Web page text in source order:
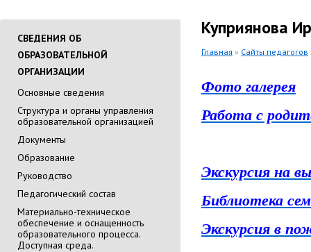
СВЕДЕНИЯ ОБ
ОБРАЗОВАТЕЛЬНОЙ
ОРГАНИЗАЦИИ
Основные сведения
Cтруктура и органы управления
образовательной организацией
Документы
Образование
Руководство
Педагогический состав
Материально-техническое
обеспечение и оснащенность
образовательного процесса.
Доступная среда.
Куприянова
Главная » Сайты педагогов
Фото галерея
Работа с
Экскурсия на
Библиотека
Экскурсия в